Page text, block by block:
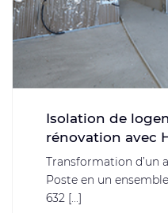
Isolation de
rénovation avec
Transformation d’un
Poste en un
632 [...]